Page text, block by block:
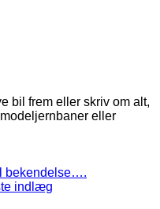
bil frem eller skriv om alt,
eller
bekendelse….
indlæg